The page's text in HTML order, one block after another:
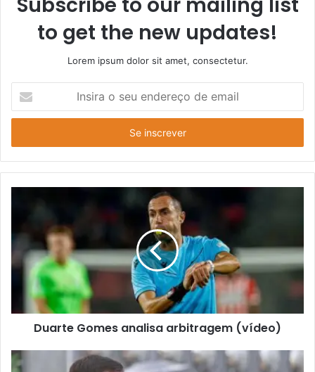
to get the new updates!
Lorem ipsum dolor sit amet, consectetur.
seu
de
email
Duarte Gomes analisa arbitragem (vídeo)